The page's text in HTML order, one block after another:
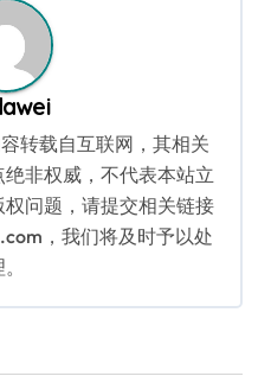
转载自互联网，其相关
非权威，不代表本站立
问题，请提交相关链接
，我们将及时予以处